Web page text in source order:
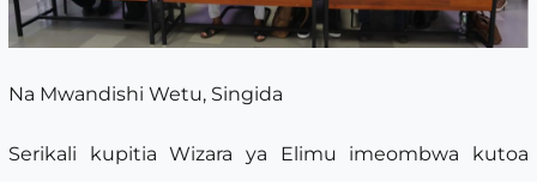
Na Mwandishi Wetu, Singida
Serikali kupitia Wizara ya Elimu imeombwa kutoa